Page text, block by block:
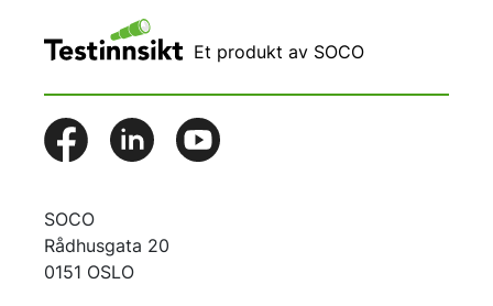
Et produkt av SOCO
SOCO
Rådhusgata 20
0151 OSLO